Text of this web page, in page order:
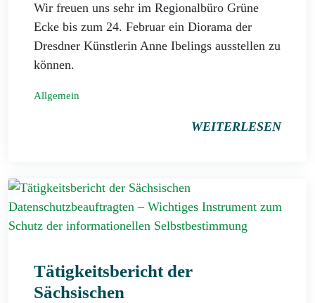
Wir freuen uns sehr im Regionalbüro Grüne
Ecke bis zum 24. Februar ein Diorama der
Dresdner Künstlerin Anne Ibelings ausstellen zu
können.
Allgemein
WEITERLESEN
Tätigkeitsbericht der
Sächsischen